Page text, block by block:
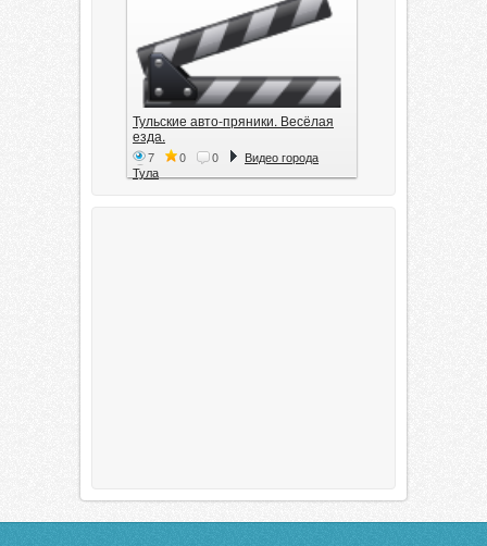
Тульские авто-пряники. Весёлая
езда.
7 0 0
Видео города
Тула
00:20:11